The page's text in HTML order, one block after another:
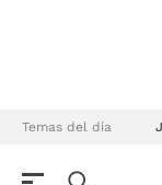
Temas del día